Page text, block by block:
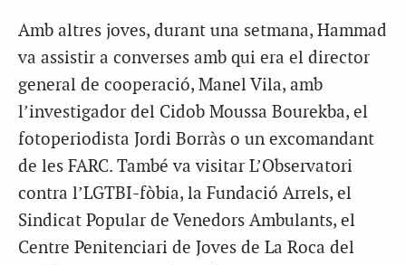
Amb altres joves, durant una setmana, Hammad
va assistir a converses amb qui era el director
general de cooperació, Manel Vila, amb
l’investigador del Cidob Moussa Bourekba, el
fotoperiodista Jordi Borràs o un excomandant
de les FARC. També va visitar L’Observatori
contra l’LGTBI-fòbia, la Fundació Arrels, el
Sindicat Popular de Venedors Ambulants, el
Centre Penitenciari de Joves de La Roca del